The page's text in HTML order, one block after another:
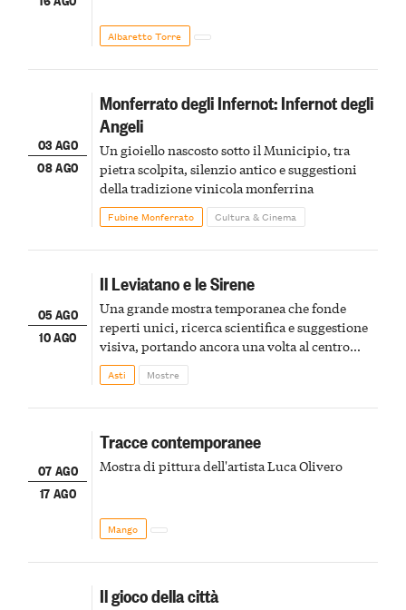
Albaretto Torre
03 AGO
08 AGO
Monferrato degli Infernot: Infernot degli
Angeli
Un gioiello nascosto sotto il Municipio, tra
pietra scolpita, silenzio antico e suggestioni
della tradizione vinicola monferrina
Fubine Monferrato Cultura & Cinema
05 AGO
10 AGO
Il Leviatano e le Sirene
Una grande mostra temporanea che fonde
reperti unici, ricerca scientifica e suggestione
visiva, portando ancora una volta al centro
della scena le meraviglie del passato astigiano
Asti Mostre
07 AGO
17 AGO
Tracce contemporanee
Mostra di pittura dell'artista Luca Olivero
Mango
Il gioco della città